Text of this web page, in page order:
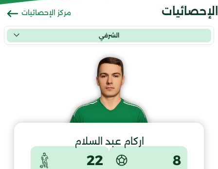
الإحصائيات مركز الإحصائيات
الشرفي
اركام عبد السلام
8
22